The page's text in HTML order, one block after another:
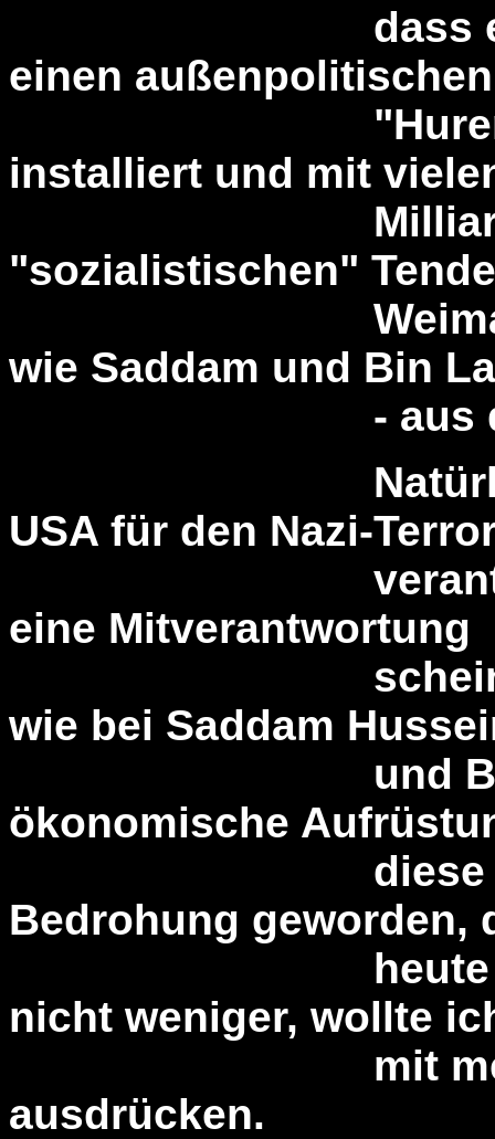
dass es sich
einen außenpolitischen
"Hurensohn"
installiert und mit
Milliarden
"sozialistischen"
Weimarer
wie Saddam und Bin
- aus dem
Natürlich sind
USA für den Nazi-
verantwortlich
eine Mitverantwortung
scheint mir
wie bei Saddam
und Bin
ökonomische
diese
Bedrohung geworden,
heute sind.
nicht weniger, wollte
mit meinen
ausdrücken.